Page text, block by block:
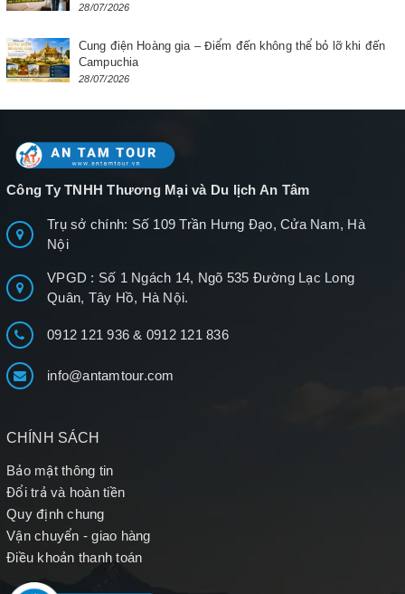
28/07/2026
Cung điện Hoàng gia – Điểm đến không thể bỏ lỡ khi đến
Campuchia
28/07/2026
Công Ty TNHH Thương Mại và Du lịch An Tâm
Trụ sở chính: Số 109 Trần Hưng Đạo, Cửa Nam, Hà
Nội
VPGD : Số 1 Ngách 14, Ngõ 535 Đường Lạc Long
Quân, Tây Hồ, Hà Nội.
0912 121 936& 0912 121 836
info@antamtour.com
CHÍNH SÁCH
Bảo mật thông tin
Đổi trả và hoàn tiền
Quy định chung
Vận chuyển - giao hàng
Điều khoản thanh toán